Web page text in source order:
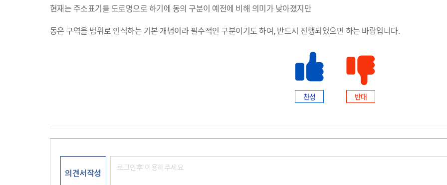
현재는 주소표기를 도로명으로 하기에 동의 구분이 예전에 비해 의미가 낮아졌지만
동은 구역을 범위로 인식하는 기본 개념이라 필수적인 구분이기도 하여, 반드시 진행되었으면 하는 바람입니다.
찬성 반대
의견서작성